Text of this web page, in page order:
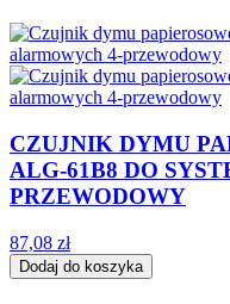
CZUJNIK DYMU
ALG-61B8 DO
PRZEWODOWY
87,08 zł
Dodaj do koszyka